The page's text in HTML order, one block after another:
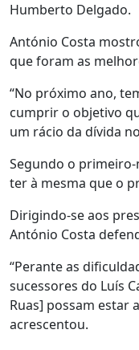
Humberto Delgado.
António Costa
que foram as
“No próximo ano,
cumprir o objetivo
um rácio da dívida
Segundo o primeiro-
ter à mesma que o
Dirigindo-se aos
António Costa
“Perante as
sucessores do Luís
Ruas] possam estar
acrescentou.